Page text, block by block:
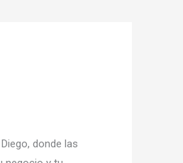
Diego, donde las